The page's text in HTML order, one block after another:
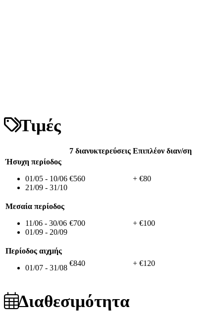
Τιμές
7 διανυκτερεύσεις Επιπλέον διαν/ση
Ήσυχη περίοδος
01/05 - 10/06
21/09 - 31/10
€560 + €80
Μεσαία περίοδος
11/06 - 30/06
01/09 - 20/09
€700 + €100
Περίοδος αιχμής
01/07 - 31/08
€840 + €120
Διαθεσιμότητα